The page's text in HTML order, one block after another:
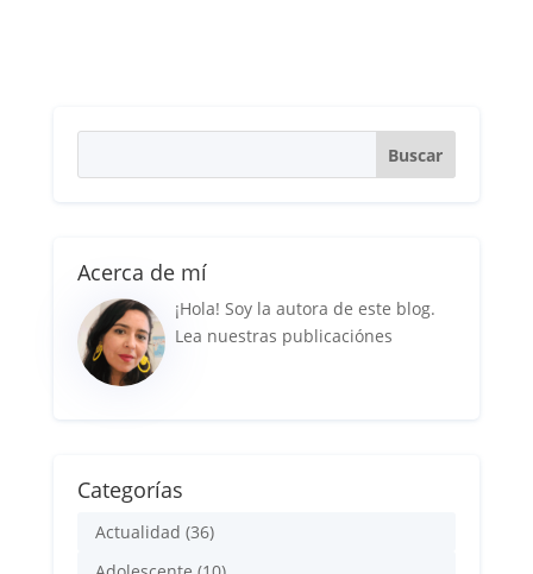
Acerca de mí
¡Hola! Soy la autora de este blog.
Lea nuestras publicaciónes
Categorías
Actualidad (36)